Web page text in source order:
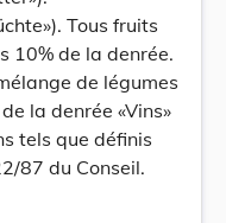
Tous fruits
10% de la denrée.
de légumes
la denrée «Vins»
tels que définis
87 du Conseil.